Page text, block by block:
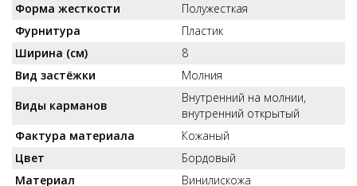
Форма жесткости
Полужесткая
Фурнитура
Пластик
Ширина (см)
8
Вид застёжки
Молния
Виды карманов
Внутренний на молнии,
внутренний открытый
Фактура материала
Кожаный
Цвет
Бордовый
Материал
Винилискожа